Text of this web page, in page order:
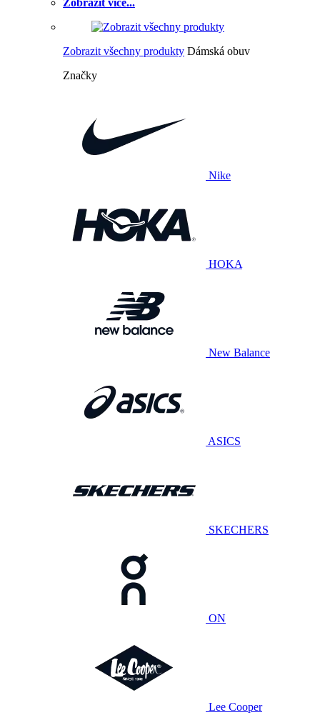
Zobrazit více...
Zobrazit všechny produkty Dámská obuv
Značky
Nike
HOKA
New Balance
ASICS
SKECHERS
ON
Lee Cooper